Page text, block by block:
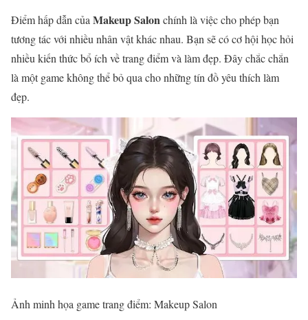
Điểm hấp dẫn của Makeup Salonchính là việc cho phép bạn
tương tác với nhiều nhân vật khác nhau. Bạn sẽ có cơ hội học hỏi
nhiều kiến thức bổ ích về trang điểm và làm đẹp. Đây chắc chắn
là một game không thể bỏ qua cho những tín đồ yêu thích làm
đẹp.
Ảnh minh họa game trang điểm: Makeup Salon